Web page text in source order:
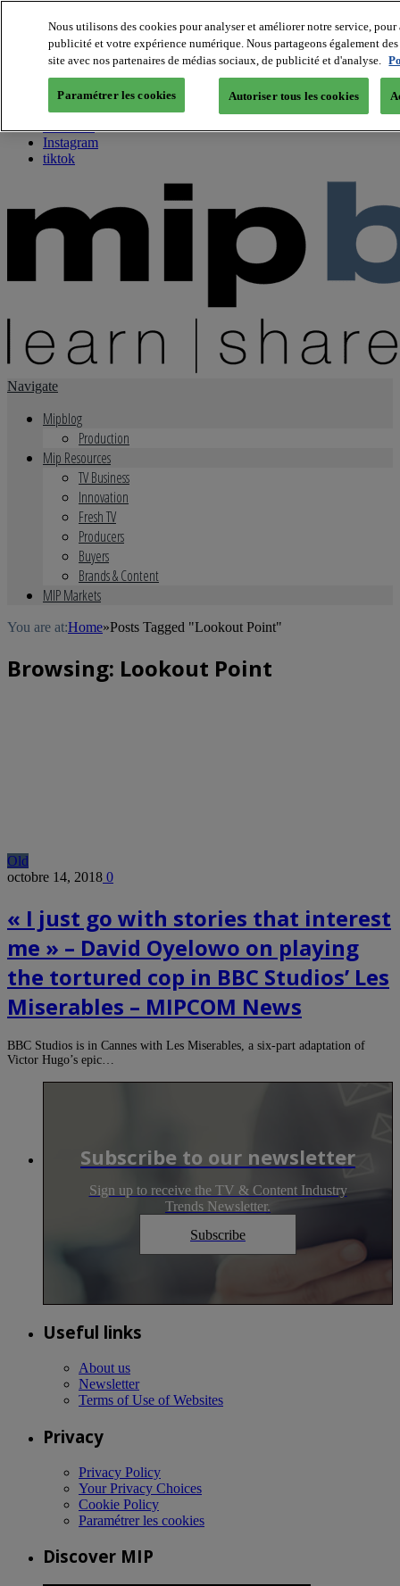
About us
Twitter
Facebook
Youtube
Instagram
tiktok
Navigate
Mipblog
Production
Mip Resources
TV Business
Innovation
Fresh TV
Producers
Buyers
Brands & Content
MIP Markets
You are at:Home»Posts Tagged "Lookout Point"
Browsing: Lookout Point
Old
octobre 14, 2018 0
« I just go with stories that interest
me » – David Oyelowo on playing
the tortured cop in BBC Studios’ Les
Miserables – MIPCOM News
BBC Studios is in Cannes with Les Miserables, a six-part adaptation of
Victor Hugo’s epic…
Subscribe to our newsletter
Sign up to receive the TV & Content Industry
Trends Newsletter.
Subscribe
Useful links
About us
Newsletter
Terms of Use of Websites
Privacy
Privacy Policy
Your Privacy Choices
Cookie Policy
Paramétrer les cookies
Discover MIP
Nous utilisons des cookies pour analyser et améliorer notre service,
publicité et votre expérience numérique. Nous partageons également
site avec nos partenaires de médias sociaux, de publicité et d'analyse.
Paramétrer les cookies Autoriser tous les cookies